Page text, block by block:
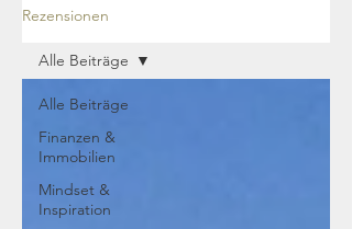
Rezensionen
Alle Beiträge
Finanzen &
Immobilien
Mindset &
Inspiration
Alle Beiträge